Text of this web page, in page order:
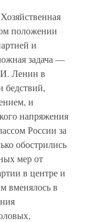
Хозяйственная
положении
и
задача —
И. Ленин в
бедствий,
и
напряжения
России за
обострились
мер от
в центре и
вменялось в